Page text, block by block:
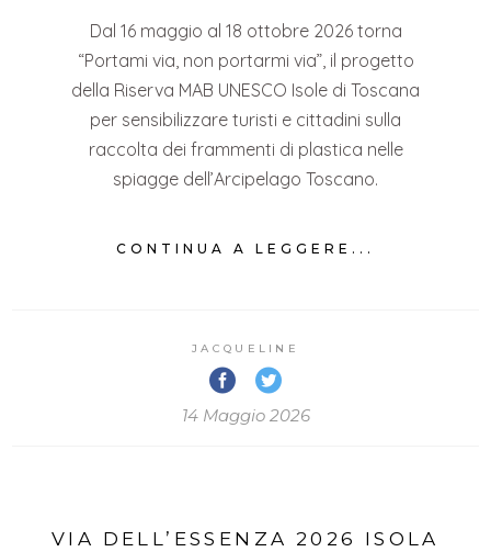
Dal 16 maggio al 18 ottobre 2026 torna
“Portami via, non portarmi via”, il progetto
della Riserva MAB UNESCO Isole di Toscana
per sensibilizzare turisti e cittadini sulla
raccolta dei frammenti di plastica nelle
spiagge dell’Arcipelago Toscano.
CONTINUA A LEGGERE...
JACQUELINE
14 Maggio 2026
VIA DELL’ESSENZA 2026 ISOLA